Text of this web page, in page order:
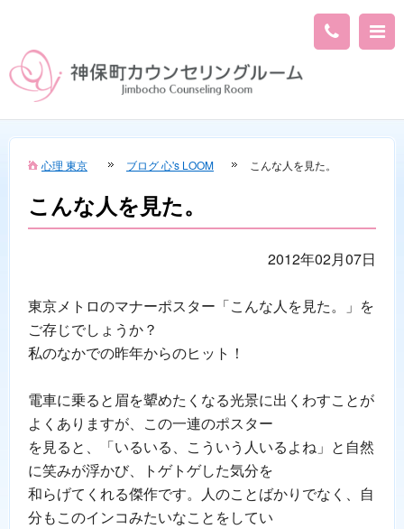
心理 東京 ブログ 心's LOOM こんな人を見た。
こんな人を見た。
2012年02月07日
東京メトロのマナーポスター「こんな人を見た。」を
ご存じでしょうか？
私のなかでの昨年からのヒット！
電車に乗ると眉を顰めたくなる光景に出くわすことが
よくありますが、この一連のポスター
を見ると、「いるいる、こういう人いるよね」と自然
に笑みが浮かび、トゲトゲした気分を
和らげてくれる傑作です。人のことばかりでなく、自
分もこのインコみたいなことをしてい